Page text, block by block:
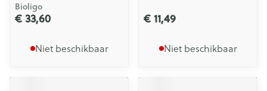
Bioligo
€ 33,60
Niet beschikbaar
€ 11,49
Niet beschikbaar